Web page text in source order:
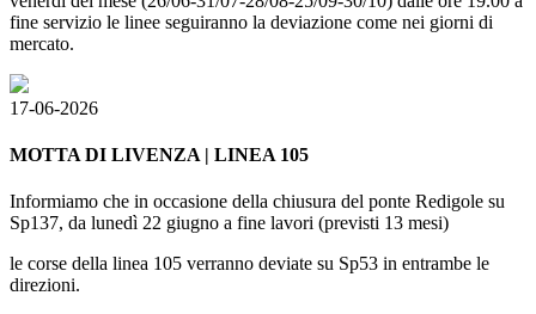
fine servizio le linee seguiranno la deviazione come nei giorni di
mercato.
17-06-2026
MOTTA DI LIVENZA | LINEA 105
Informiamo che in occasione della chiusura del ponte Redigole su
Sp137, da lunedì 22 giugno a fine lavori (previsti 13 mesi)
le corse della linea 105 verranno deviate su Sp53 in entrambe le
direzioni.